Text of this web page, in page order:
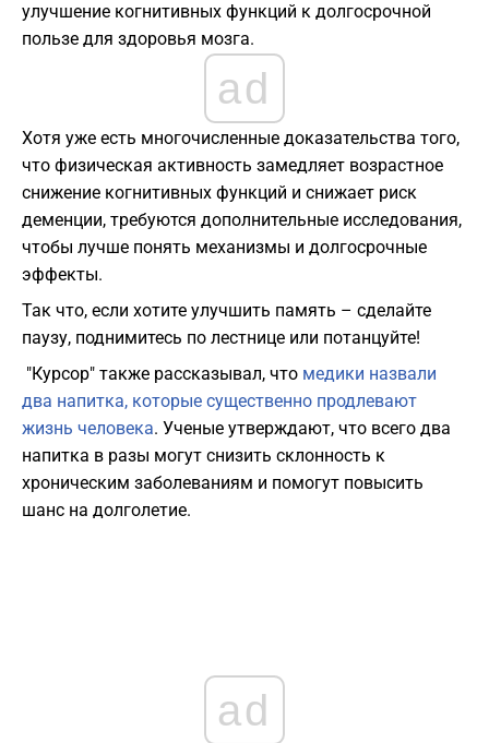
улучшение когнитивных функций к долгосрочной
пользе для здоровья мозга.
ad
Хотя уже есть многочисленные доказательства того,
что физическая активность замедляет возрастное
снижение когнитивных функций и снижает риск
деменции, требуются дополнительные исследования,
чтобы лучше понять механизмы и долгосрочные
эффекты.
Так что, если хотите улучшить память – сделайте
паузу, поднимитесь по лестнице или потанцуйте!
"Курсор" также рассказывал, что медики назвали
два напитка, которые существенно продлевают
жизнь человека. Ученые утверждают, что всего два
напитка в разы могут снизить склонность к
хроническим заболеваниям и помогут повысить
шанс на долголетие.
ad